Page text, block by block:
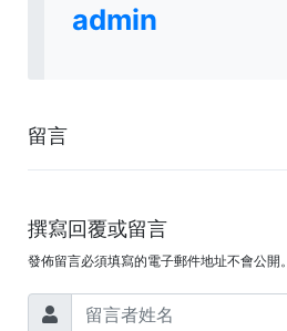
admin
留言
撰寫回覆或留言
發佈留言必須填寫的電子郵件地址不會公開。